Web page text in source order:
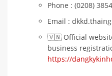
Phone : (0208)
Email :
🇻🇳 Official
business
https://